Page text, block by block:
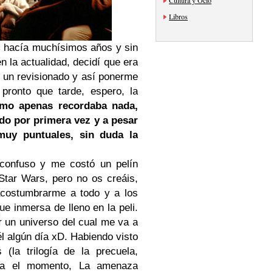
muchísimos años y sin
la actualidad, decidí que era
revisionado y así ponerme
que tarde, espero, la
apenas recordaba nada,
por primera vez y a pesar
puntuales, sin duda la
y me costó un pelín
Wars, pero no os creáis,
a todo y a los
inmersa de lleno en la peli.
un universo del cual me va a
algún día xD. Habiendo visto
(la trilogía de la precuela,
el momento, La amenaza
Libros